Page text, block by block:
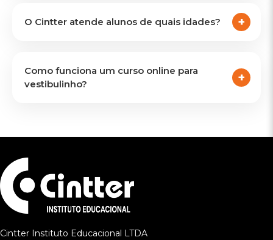
O Cintter atende alunos de quais idades?
Como funciona um curso online para
vestibulinho?
Cintter Instituto Educacional LTDA